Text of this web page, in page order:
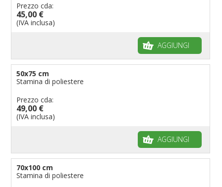
Prezzo cda:
45,00 €
(IVA inclusa)
AGGIUNGI
50x75 cm
Stamina di poliestere
Prezzo cda:
49,00 €
(IVA inclusa)
AGGIUNGI
70x100 cm
Stamina di poliestere